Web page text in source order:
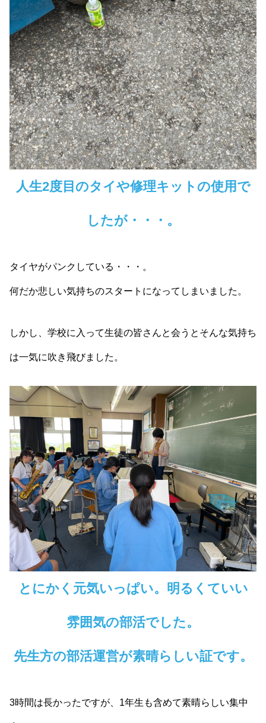
人生2度目のタイや修理キットの使用で
したが・・・。
タイヤがパンクしている・・・。
何だか悲しい気持ちのスタートになってしまいました。
しかし、学校に入って生徒の皆さんと会うとそんな気持ち
は一気に吹き飛びました。
とにかく元気いっぱい。明るくていい
雰囲気の部活でした。
先生方の部活運営が素晴らしい証です。
3時間は長かったですが、1年生も含めて素晴らしい集中